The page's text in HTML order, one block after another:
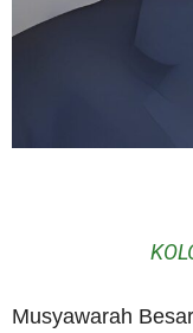
Musyawarah